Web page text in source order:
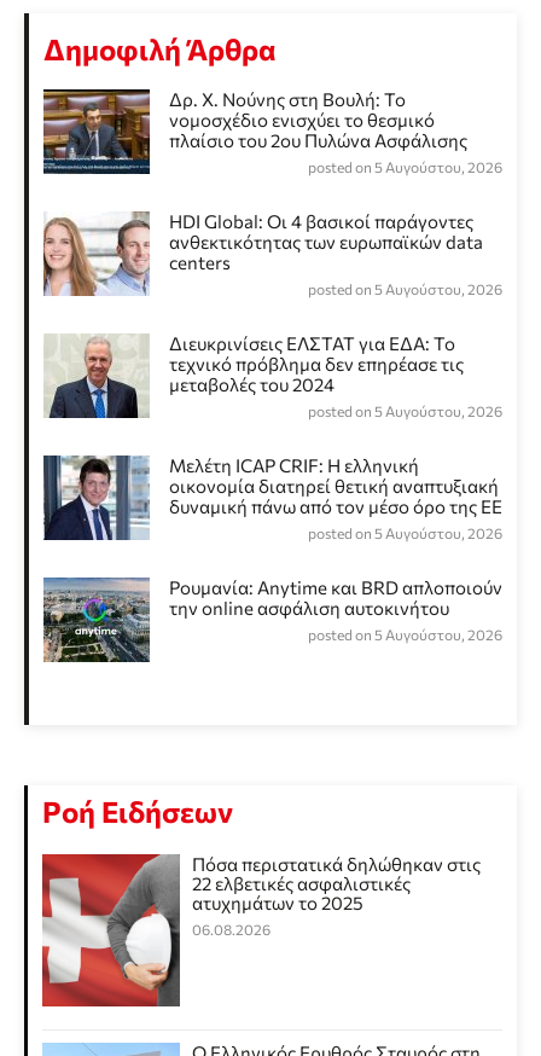
Δημοφιλή Άρθρα
Δρ. Χ. Νούνης στη Βουλή: Το
νομοσχέδιο ενισχύει το θεσμικό
πλαίσιο του 2ου Πυλώνα Ασφάλισης
posted on 5 Αυγούστου, 2026
HDI Global: Οι 4 βασικοί παράγοντες
ανθεκτικότητας των ευρωπαϊκών data
centers
posted on 5 Αυγούστου, 2026
Διευκρινίσεις ΕΛΣΤΑΤ για ΕΔΑ: Το
τεχνικό πρόβλημα δεν επηρέασε τις
μεταβολές του 2024
posted on 5 Αυγούστου, 2026
Μελέτη ICAP CRIF: Η ελληνική
οικονομία διατηρεί θετική αναπτυξιακή
δυναμική πάνω από τον μέσο όρο της ΕΕ
posted on 5 Αυγούστου, 2026
Ρουμανία: Anytime και BRD απλοποιούν
την online ασφάλιση αυτοκινήτου
posted on 5 Αυγούστου, 2026
Ροή Ειδήσεων
Πόσα περιστατικά δηλώθηκαν στις
22 ελβετικές ασφαλιστικές
ατυχημάτων το 2025
06.08.2026